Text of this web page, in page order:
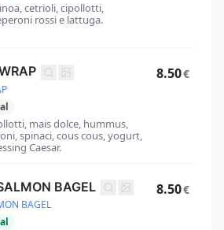
cetrioli, cipollotti,
rossi e lattuga.
mais dolce, hummus,
spinaci, cous cous, yogurt,
Caesar.
8.50€
BAGEL
BAGEL
8.50€